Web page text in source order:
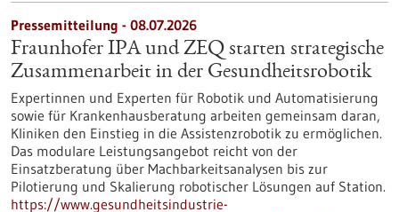
Pressemitteilung - 08.07.2026
Fraunhofer IPA und ZEQ starten strategische
Zusammenarbeit in der Gesundheitsrobotik
Expertinnen und Experten für Robotik und Automatisierung
sowie für Krankenhausberatung arbeiten gemeinsam daran,
Kliniken den Einstieg in die Assistenzrobotik zu ermöglichen.
Das modulare Leistungsangebot reicht von der
Einsatzberatung über Machbarkeitsanalysen bis zur
Pilotierung und Skalierung robotischer Lösungen auf Station.
https://www.gesundheitsindustrie-